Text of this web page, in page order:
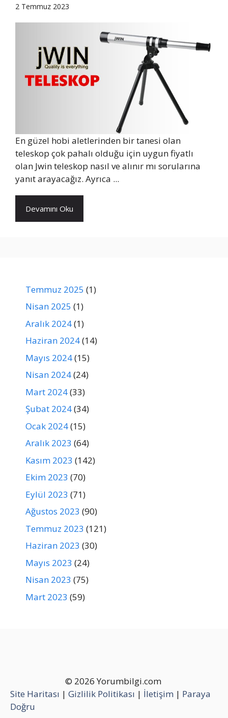
2 Temmuz 2023
En güzel hobi aletlerinden bir tanesi olan
teleskop çok pahalı olduğu için uygun fiyatlı
olan Jwin teleskop nasıl ve alınır mı sorularına
yanıt arayacağız. Ayrıca ...
Devamını Oku
Temmuz 2025 (1)
Nisan 2025 (1)
Aralık 2024(1)
Haziran 2024(14)
Mayıs 2024(15)
Nisan 2024(24)
Mart 2024(33)
Şubat 2024(34)
Ocak 2024(15)
Aralık 2023 (64)
Kasım 2023 (142)
Ekim 2023 (70)
Eylül 2023 (71)
Ağustos 2023 (90)
Temmuz 2023 (121)
Haziran 2023 (30)
Mayıs 2023 (24)
Nisan 2023 (75)
Mart 2023 (59)
© 2026 Yorumbilgi.com
Site Haritası | Gizlilik Politikası | İletişim | Paraya
Doğru